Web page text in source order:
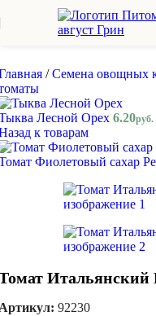
Skip to navigationSkip to
/ Семена овощных
Лесной Орех 6.20руб.
к товарам
Фиолетовый сахар
Итальянский
92230